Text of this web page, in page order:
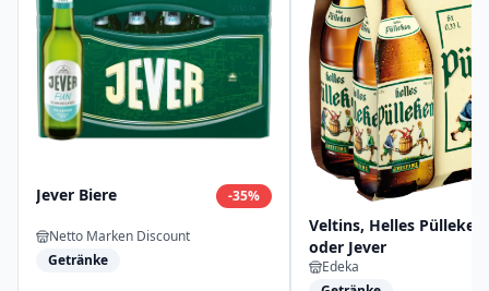
Jever Biere -35%
Netto Marken Discount
Getränke
Veltins, Helles Pülleken
oder Jever
Edeka